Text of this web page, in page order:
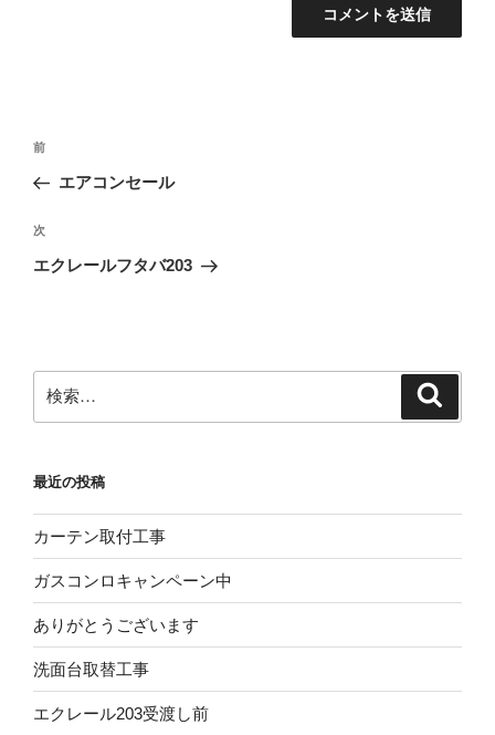
投
ナ
ビ
ゲ
ン
前
の
稿
前
エアコンセール
次
の
次
エクレールフタバ203
索:
最近の投稿
カーテン取付工事
ガスコンロキャンペーン中
ありがとうございます
洗面台取替工事
エクレール203受渡し前